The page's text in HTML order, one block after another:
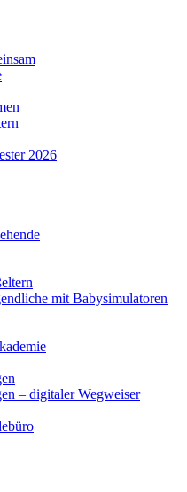
2026
mit Babysimulatoren
– digitaler Wegweiser